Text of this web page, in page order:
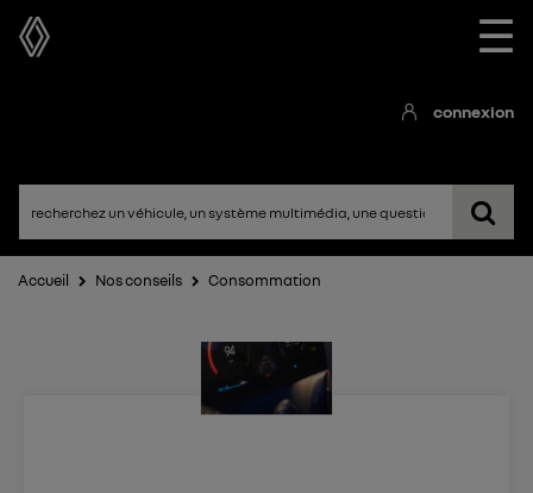
☰
connexion
Accueil Nos conseils Consommation